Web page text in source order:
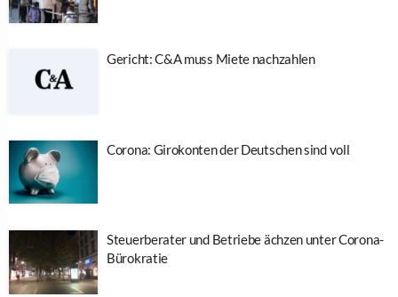
Gericht: C&A muss Miete nachzahlen
Corona: Girokonten der Deutschen sind voll
Steuerberater und Betriebe ächzen unter Corona-
Bürokratie